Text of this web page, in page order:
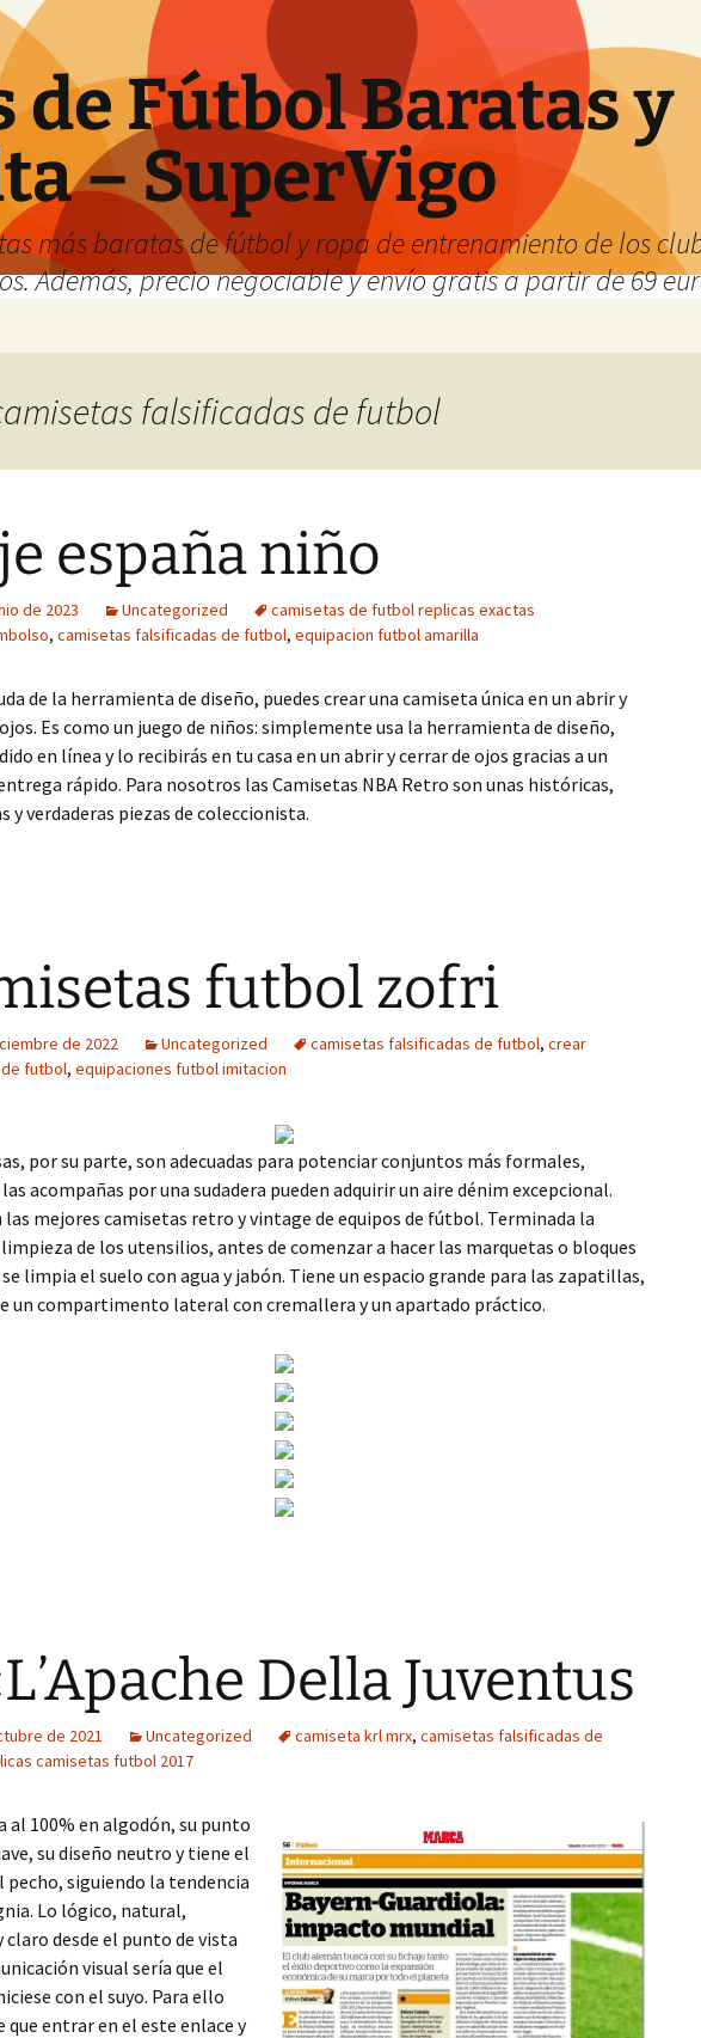
de Fútbol Baratas y
– SuperVigo
más baratas de fútbol y ropa de entrenamiento de los
Además, precio negociable y envío gratis a partir de 69
falsificadas de futbol
españa niño
de 2023 Uncategorized
camisetas de futbol replicas exactas
, camisetas falsificadas de futbol, equipacion futbol amarilla
de la herramienta de diseño, puedes crear una camiseta única en un abrir y
Es como un juego de niños: simplemente usa la herramienta de diseño,
en línea y lo recibirás en tu casa en un abrir y cerrar de ojos gracias a un
rápido. Para nosotros las Camisetas NBA Retro son unas históricas,
y verdaderas piezas de coleccionista.
futbol zofri
de 2022 Uncategorized camisetas falsificadas de futbol, crear
futbol, equipaciones futbol imitacion
por su parte, son adecuadas para potenciar conjuntos más formales,
acompañas por una sudadera pueden adquirir un aire dénim excepcional.
las mejores camisetas retro y vintage de equipos de fútbol. Terminada la
de los utensilios, antes de comenzar a hacer las marquetas o bloques
limpia el suelo con agua y jabón. Tiene un espacio grande para las zapatillas,
un compartimento lateral con cremallera y un apartado práctico.
Della Juventus
de 2021 Uncategorized camiseta krl mrx, camisetas falsificadas de
camisetas futbol 2017
al 100% en algodón, su punto
su diseño neutro y tiene el
pecho, siguiendo la tendencia
Lo lógico, natural,
desde el punto de vista
visual sería que el
con el suyo. Para ello
que entrar en el este enlace y